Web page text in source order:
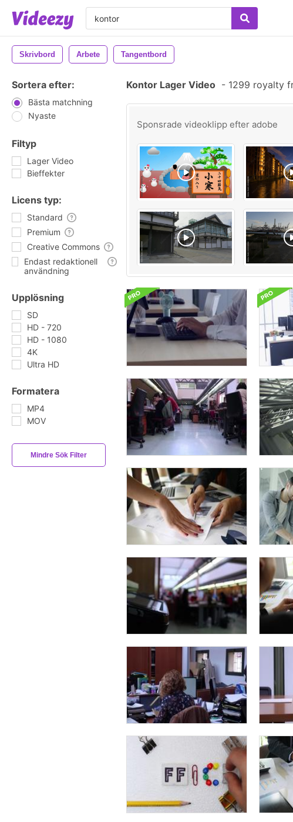
Skrivbord Arbete Tangentbord
Sortera efter:
Bästa matchning
Nyaste
Filtyp
Lager Video
Bieffekter
Licens typ:
Standard
Premium
Creative Commons
Endast redaktionell
användning
Upplösning
SD
HD - 720
HD - 1080
4K
Ultra HD
Formatera
MP4
MOV
Mindre Sök Filter
Kontor Lager Video - 1299 royalty
Sponsrade videoklipp efter adobe